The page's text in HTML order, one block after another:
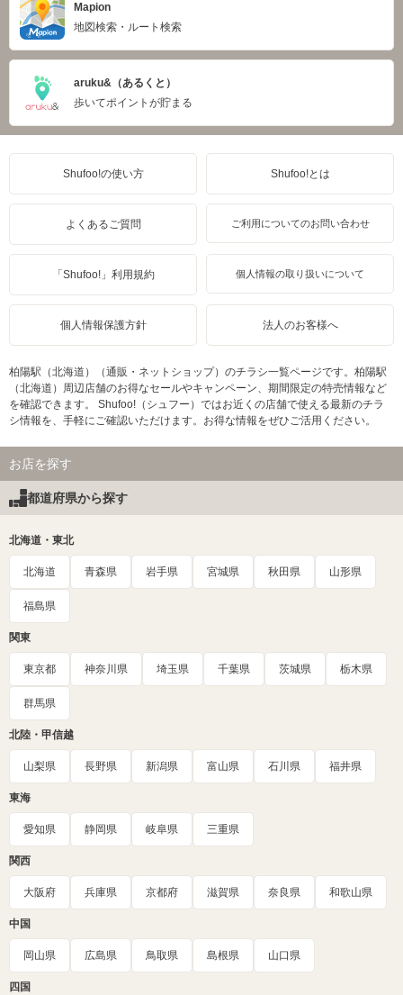
Mapion
地図検索・ルート検索
aruku&（あるくと）
歩いてポイントが貯まる
Shufoo!の使い方 Shufoo!とは
よくあるご質問 ご利用についてのお問い合わせ
「Shufoo!」利用規約 個人情報の取り扱いについて
個人情報保護方針 法人のお客様へ
柏陽駅（北海道）（通販・ネットショップ）のチラシ一覧ページです。柏陽駅
（北海道）周辺店舗のお得なセールやキャンペーン、期間限定の特売情報など
を確認できます。 Shufoo!（シュフー）ではお近くの店舗で使える最新のチラ
シ情報を、手軽にご確認いただけます。お得な情報をぜひご活用ください。
お店を探す
都道府県から探す
北海道・東北
北海道 青森県 岩手県 宮城県 秋田県 山形県
福島県
関東
東京都 神奈川県 埼玉県 千葉県 茨城県 栃木県
群馬県
北陸・甲信越
山梨県 長野県 新潟県 富山県 石川県 福井県
東海
愛知県 静岡県 岐阜県 三重県
関西
大阪府 兵庫県 京都府 滋賀県 奈良県 和歌山県
中国
岡山県 広島県 鳥取県 島根県 山口県
四国